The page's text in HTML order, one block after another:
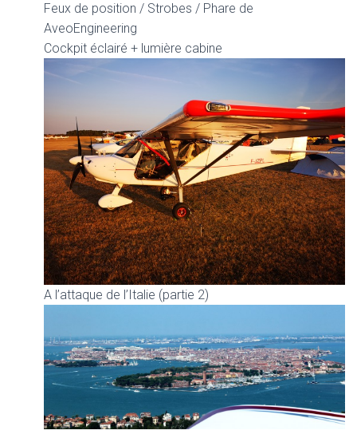
Feux de position / Strobes / Phare de
AveoEngineering
Cockpit éclairé + lumière cabine
A l’attaque de l’Italie (partie 2)